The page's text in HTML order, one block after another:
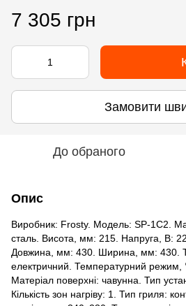
7 305 грн
Замовити
До обраного
Опис
Виробник: Frosty. Модель: SP-1C2.
сталь. Висота, мм: 215. Напруга, В:
Довжина, мм: 430. Ширина, мм: 430.
електричний. Температурний режим,
Матеріал поверхні: чавунна. Тип
Кількість зон нагріву: 1. Тип гриля: